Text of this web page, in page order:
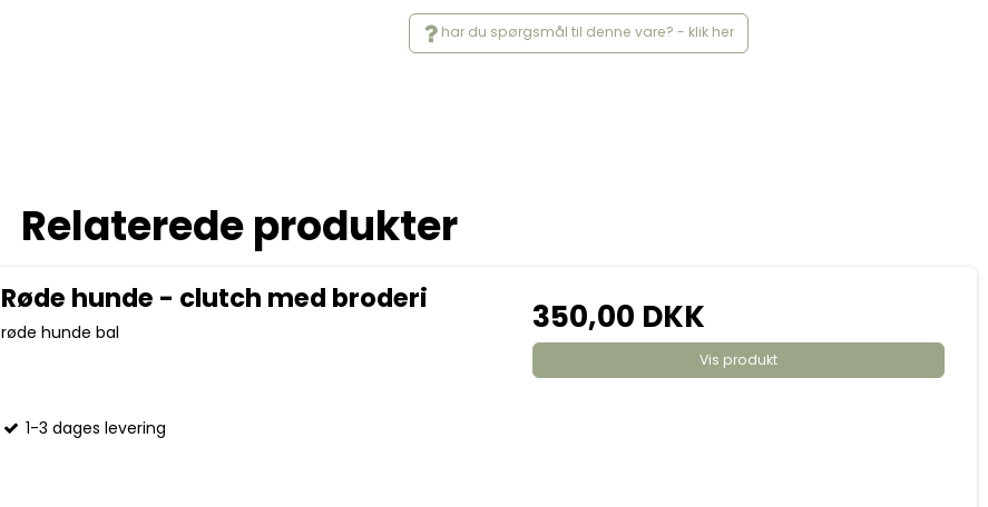
har du spørgsmål til denne vare? - klik her
Relaterede produkter
Røde hunde - clutch med broderi
røde hunde bal
1-3 dages levering
350,00 DKK
Vis produkt